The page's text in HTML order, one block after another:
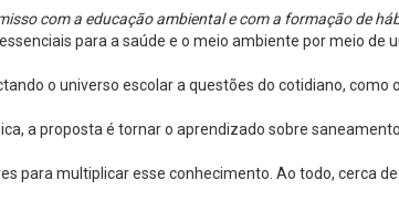
com a educação ambiental e com a formação de
para a saúde e o meio ambiente por meio de
o universo escolar a questões do cotidiano,
a proposta é tornar o aprendizado sobre
para multiplicar esse conhecimento. Ao todo, cerca